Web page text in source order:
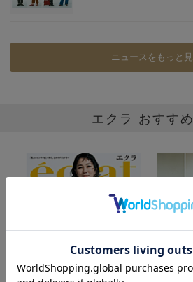
ニュースをもっと
エクラ おすす